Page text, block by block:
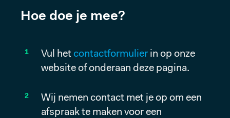
Hoe doe je mee?
Vul het contactformulier in op onze
website of onderaan deze pagina.
Wij nemen contact met je op om een
afspraak te maken voor een